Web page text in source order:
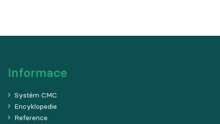
Informace
Systém CMC
Encyklopedie
Reference